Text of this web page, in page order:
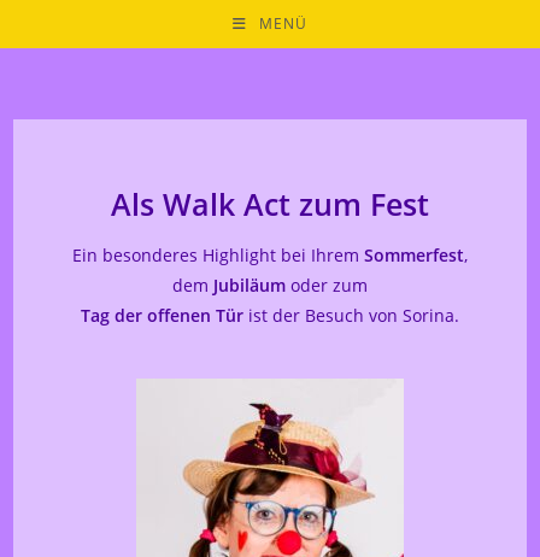
MENÜ
Als Walk Act zum Fest
Ein besonderes Highlight bei Ihrem Sommerfest,
dem Jubiläum oder zum
Tag der offenen Tür ist der Besuch von Sorina.